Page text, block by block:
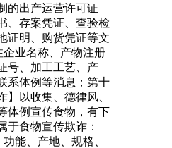
的出产运营许可证
、存案凭证、查验检
证明、购货凭证等文
业名称、产物注册
号、加工工艺、产
系体例等消息；第十
】以收集、德律风、
体例宣传食物，有下
于食物宣传欺诈：
能、产地、规格、